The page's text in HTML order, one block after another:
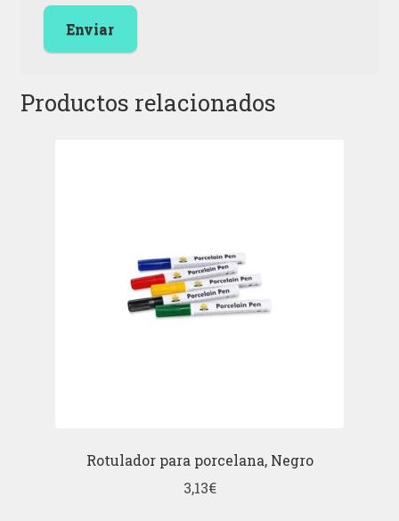
Productos relacionados
Rotulador para porcelana, Negro
3,13€